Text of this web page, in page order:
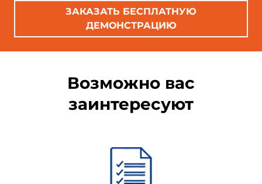
ЗАКАЗАТЬ БЕСПЛАТНУЮ
ДЕМОНСТРАЦИЮ
Возможно вас
заинтересуют